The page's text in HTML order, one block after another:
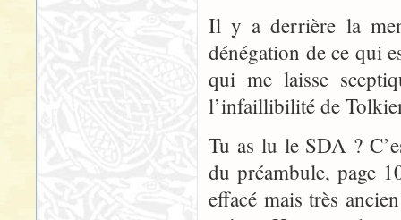
Il y a derrière la
dénégation de ce qui
qui me laisse
l’infaillibilité de
Tu as lu le SDA ?
du préambule, page
effacé mais très